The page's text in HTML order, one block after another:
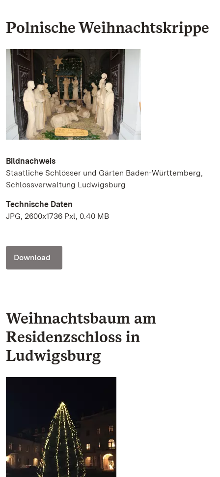
Polnische Weihnachtskrippe
Bildnachweis
Staatliche Schlösser und Gärten Baden-Württemberg,
Schlossverwaltung Ludwigsburg
Technische Daten
JPG, 2600x1736 Pxl, 0.40 MB
Download
Weihnachtsbaum am
Residenzschloss in
Ludwigsburg